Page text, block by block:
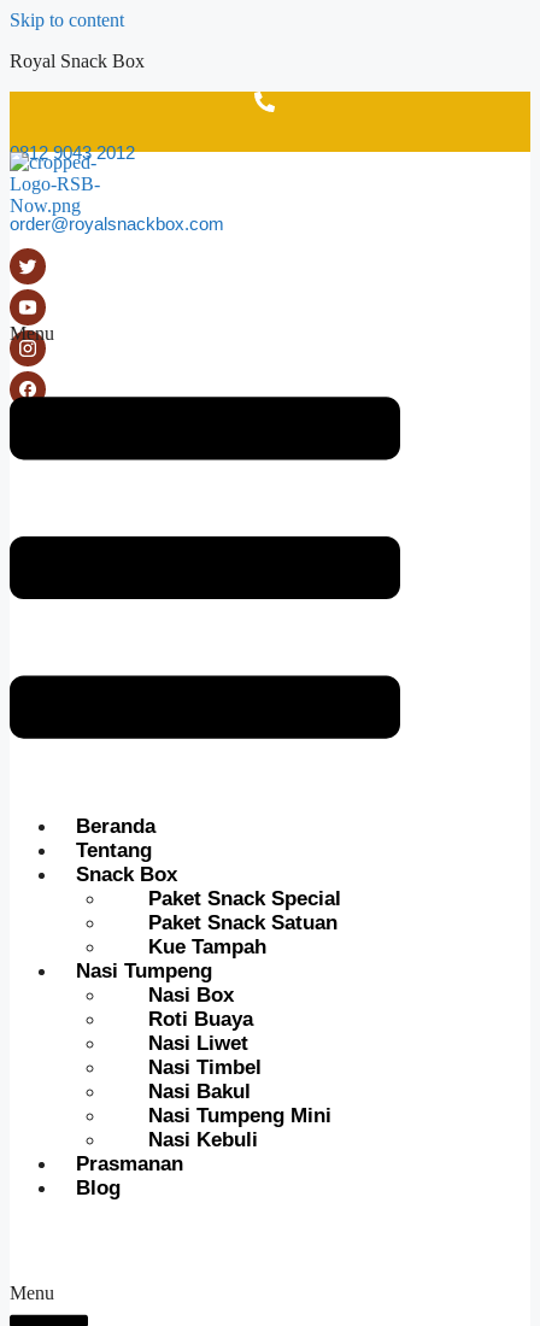
Skip to content
Royal Snack Box
0812 9043 2012
order@royalsnackbox.com
Menu
Beranda
Tentang
Snack Box
Paket Snack Special
Paket Snack Satuan
Kue Tampah
Nasi Tumpeng
Nasi Box
Roti Buaya
Nasi Liwet
Nasi Timbel
Nasi Bakul
Nasi Tumpeng Mini
Nasi Kebuli
Prasmanan
Blog
Menu